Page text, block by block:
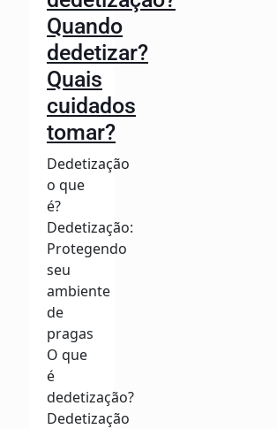
Quando
dedetizar?
Quais
cuidados
tomar?
Dedetização
o que
é?
Dedetização:
Protegendo
seu
ambiente
de
pragas
O que
é
dedetização?
Dedetização